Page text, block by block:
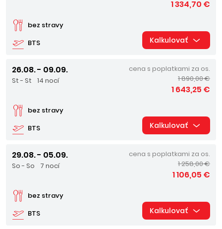
BTS
bez stravy
1 334,70 €
Kalkulovať
26.08. - 09.09.
St - St 14 nocí
BTS
bez stravy
cena s poplatkami za os.
1 890,00 €
1 643,25 €
Kalkulovať
29.08. - 05.09.
So - So 7 nocí
BTS
bez stravy
cena s poplatkami za os.
1 258,00 €
1 106,05 €
Kalkulovať